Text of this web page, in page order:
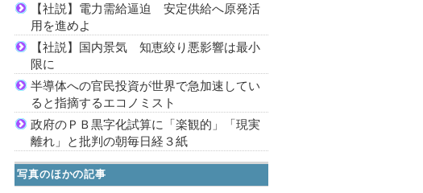
【社説】電力需給逼迫 安定供給へ原発活
用を進めよ
【社説】国内景気 知恵絞り悪影響は最小
限に
半導体への官民投資が世界で急加速してい
ると指摘するエコノミスト
政府のＰＢ黒字化試算に「楽観的」「現実
離れ」と批判の朝毎日経３紙
写真のほかの記事